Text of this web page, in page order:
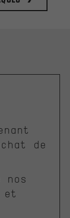
de
nos
et